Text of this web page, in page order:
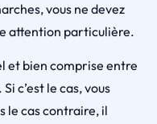
vous ne devez
attention particulière.
et bien comprise entre
c’est le cas, vous
le cas contraire, il